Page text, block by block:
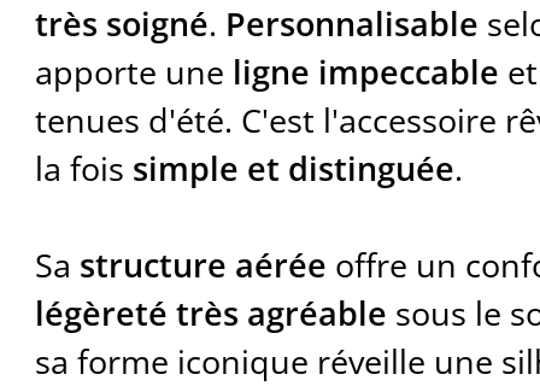
très soigné. Personnalisable
apporte une ligne impeccable
tenues d'été. C'est l'accessoire
la fois simple et distinguée.
Sa structure aérée offre un
légèreté très agréable sous le
sa forme iconique réveille une